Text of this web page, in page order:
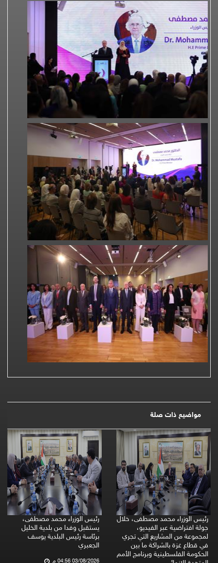
مواضيع ذات صلة
رئيس الوزراء محمد مصطفى، خلال
جولة افتراضية عبر الفيديو،
لمجموعة من المشاريع التي تجري
في قطاع غزة بالشراكة ما بين
الحكومة الفلسطينية وبرنامج الأمم
رئيس الوزراء محمد مصطفى،
يستقبل وفدا من بلدية الخليل
برئاسة رئيس البلدية يوسف
الجعبري
03/08/2026 04:56 م